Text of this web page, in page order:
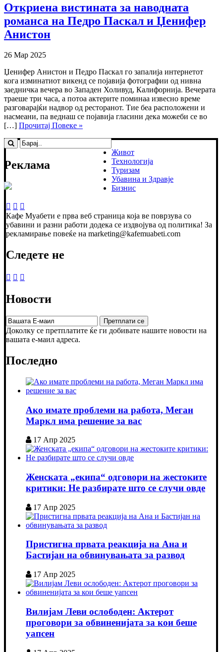
Откриена вистината за наводната
романса на Педро Паскал и Џенифер
Анистон
26 Мар 2025
Џенифер Анистон и Педро Паскал го запалија интернетот
кога изминатиот викенд се појавија фотографии од нивна
заедничка вечера во Западен Холивуд, Калифорнија. Вечерата
траеше три часа, а потоа актерите поминаа извесно време
разговарајќи надвор од ресторанот. Тие беа расположени и
насмеани, па веднаш се појавија гласини дека можеби се во
[…] Прочитај Повеке »
Реклама
Живот
Технологија
Туризам
Убавина и Здравје
Бизнис
Кафе Муабети е прва веб страница која ве поврзува со
убавини и разни работи додека се издвојува од политика! За
рекламирање повеќе на marketing@kafemuabeti.com
Следете не
Новости
Доколку се претплатите ќе ги добивате нашите новости на
вашата е-маил адреса.
Последно
Ако имате проблеми на работа, Меган
Маркл има решение за вас
17 Апр 2025
Женската „екипа“ одговори на жестоките
критики: Не разбирате што се случи овде
17 Апр 2025
Пристигна првата реакција на Ана и
Бастијан на обвинувањата за развод
17 Апр 2025
Вилијам Леви ослободен: Актерот
проговори за обвиненијата за кои беше
уапсен